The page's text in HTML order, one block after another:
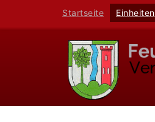
Startseite Einheiten